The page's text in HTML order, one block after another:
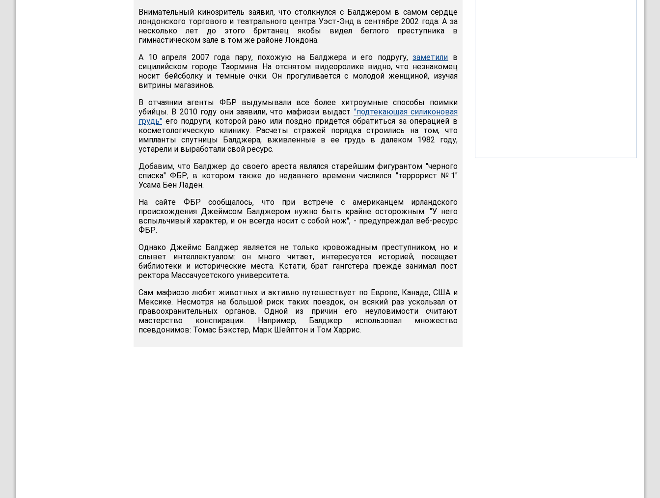
Внимательный кинозритель заявил, что столкнулся с Балджером в самом сердце
лондонского торгового и театрального центра Уэст-Энд в сентябре 2002 года. А за
несколько лет до этого британец якобы видел беглого преступника в
гимнастическом зале в том же районе Лондона.
А 10 апреля 2007 года пару, похожую на Балджера и его подругу,заметили в
сицилийском городе Таормина. На отснятом видеоролике видно, что незнакомец
носит бейсболку и темные очки. Он прогуливается с молодой женщиной, изучая
витрины магазинов.
В отчаянии агенты ФБР выдумывали все более хитроумные способы поимки
убийцы. В 2010 году они заявили, что мафиози выдаст "подтекающая силиконовая
грудь" его подруги, которой рано или поздно придется обратиться за операцией в
косметологическую клинику. Расчеты стражей порядка строились на том, что
импланты спутницы Балджера, вживленные в ее грудь в далеком 1982 году,
устарели и выработали свой ресурс.
Добавим, что Балджер до своего ареста являлся старейшим фигурантом "черного
списка" ФБР, в котором также до недавнего времени числился "террорист №1"
Усама Бен Ладен.
На сайте ФБР сообщалось, что при встрече с американцем ирландского
происхождения Джеймсом Балджером нужно быть крайне осторожным. "У него
вспыльчивый характер, и он всегда носит с собой нож", - предупреждал веб-ресурс
ФБР.
Однако Джеймс Балджер является не только кровожадным преступником, но и
слывет интеллектуалом: он много читает, интересуется историей, посещает
библиотеки и исторические места. Кстати, брат гангстера прежде занимал пост
ректора Массачусетского университета.
Сам мафиозо любит животных и активно путешествует по Европе, Канаде, США и
Мексике. Несмотря на большой риск таких поездок, он всякий раз ускользал от
правоохранительных органов. Одной из причин его неуловимости считают
мастерство конспирации. Например, Балджер использовал множество
псевдонимов: Томас Бэкстер, Марк Шейптон и Том Харрис.